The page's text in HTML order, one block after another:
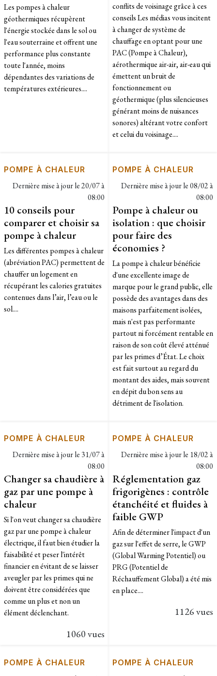
Les pompes à chaleur
géothermiques récupèrent
l'énergie stockée dans le sol ou
l'eau souterraine et offrent une
performance plus constante
toute l'année, moins
dépendantes des variations de
températures extérieures....
conflits de voisinage grâce à ces
conseils Les médias vous incitent
à changer de système de
chauffage en optant pour une
PAC (Pompe à Chaleur),
aérothermique air-air, air-eau qui
émettent un bruit de
fonctionnement ou
géothermique (plus silencieuses
générant moins de nuisances
sonores) altérant votre confort
et celui du voisinage....
POMPE À CHALEUR
Dernière mise à jour le20/07 à
08:00
10 conseils pour
comparer et choisir sa
pompe à chaleur
Les différentes pompes à chaleur
(abréviation PAC) permettent de
chauffer un logement en
récupérant les calories gratuites
contenues dans l’air, l’eau ou le
sol....
POMPE À CHALEUR
Dernière mise à jour le08/02 à
08:00
Pompe à chaleur ou
isolation : que choisir
pour faire des
économies ?
La pompe à chaleur bénéficie
d'une excellente image de
marque pour le grand public, elle
possède des avantages dans des
maisons parfaitement isolées,
mais n'est pas performante
partout ni forcément rentable en
raison de son coût élevé atténué
par les primes d’État. Le choix
est fait surtout au regard du
montant des aides, mais souvent
en dépit du bon sens au
détriment de l'isolation.
POMPE À CHALEUR
Dernière mise à jour le 31/07 à
08:00
Changer sa chaudière à
gaz par une pompe à
chaleur
Si l'on veut changer sa chaudière
gaz par une pompe à chaleur
électrique, il faut bien étudier la
faisabilité et peser l'intérêt
financier en évitant de se laisser
aveugler par les primes qui ne
doivent être considérées que
comme un plus et non un
élément déclenchant.
1060 vues
POMPE À CHALEUR
Dernière mise à jour le 18/02 à
08:00
Réglementation gaz
frigorigènes : contrôle
étanchéité et fluides à
faible GWP
Afin de déterminer l'impact d'un
gaz sur l'effet de serre, le GWP
(Global Warming Potentiel) ou
PRG (Potentiel de
Réchauffement Global) a été mis
en place....
1126 vues
POMPE À CHALEUR POMPE À CHALEUR